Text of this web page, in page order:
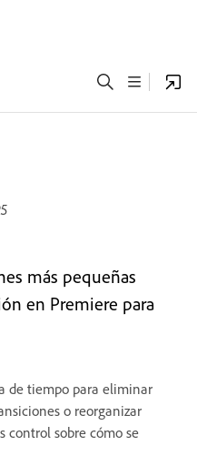
más pequeñas
en Premiere para
de tiempo para eliminar
o reorganizar
control sobre cómo se